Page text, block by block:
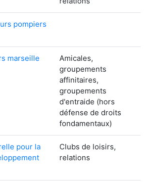
pompiers
marseille
Amicales,
groupements
affinitaires,
groupements
d'entraide (hors
défense de droits
fondamentaux)
pour la
Clubs de loisirs,
relations